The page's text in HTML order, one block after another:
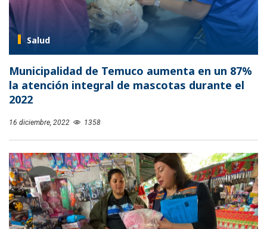
Salud
Municipalidad de Temuco aumenta en un 87%
la atención integral de mascotas durante el
2022
16 diciembre, 2022 1358